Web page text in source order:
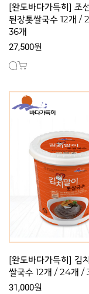
[완도바다가득히] 조
된장톳쌀국수 12개 / 24개 /
36개
27,500원
[완도바다가득히] 김
쌀국수 12개 / 24개 /
31,000원